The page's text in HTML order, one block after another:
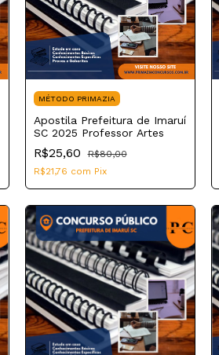
MÉTODO PRIMAZIA
Apostila Prefeitura de Imaruí
SC 2025 Professor Artes
R$25,60
R$80,00
R$21,76 com Pix